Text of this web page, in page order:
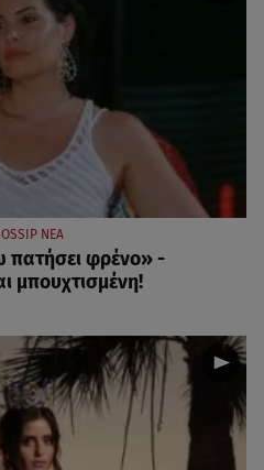
ΝΕΑ
πατήσει φρένο» -
μπουχτισμένη!